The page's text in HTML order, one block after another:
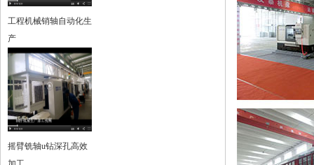
工程机械销轴自动化生
产
摇臂铣轴u钻深孔高效